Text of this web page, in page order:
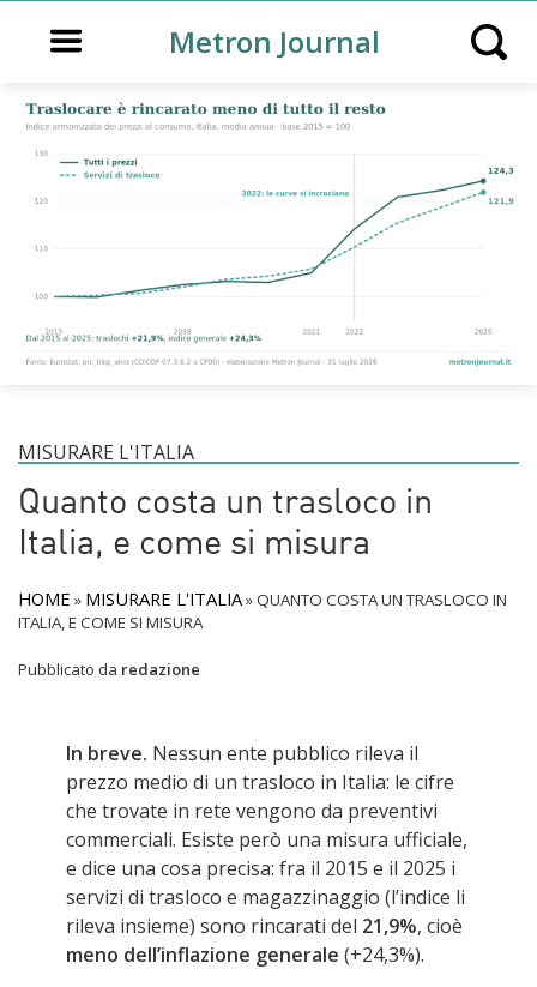
Open main menuMetron Journal Open
MISURARE L'ITALIA
Quanto costa un trasloco in
Italia, e come si misura
HOME » MISURARE L'ITALIA»QUANTO COSTA UN TRASLOCO IN
ITALIA, E COME SI MISURA
Pubblicato da redazione
In breve. Nessun ente pubblico rileva il
prezzo medio di un trasloco in Italia: le cifre
che trovate in rete vengono da preventivi
commerciali. Esiste però una misura ufficiale,
e dice una cosa precisa: fra il 2015 e il 2025 i
servizi di trasloco e magazzinaggio (l’indice li
rileva insieme) sono rincarati del 21,9%, cioè
meno dell’inflazione generale (+24,3%).